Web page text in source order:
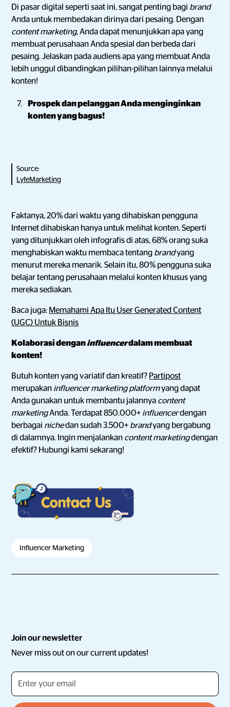
Di pasar digital seperti saat ini, sangat penting bagi brand
Anda untuk membedakan dirinya dari pesaing. Dengan
content marketing, Anda dapat menunjukkan apa yang
membuat perusahaan Anda spesial dan berbeda dari
pesaing. Jelaskan pada audiens apa yang membuat Anda
lebih unggul dibandingkan pilihan-pilihan lainnya melalui
konten!
Prospek dan pelanggan Anda menginginkan
konten yang bagus!
Source:
LyfeMarketing
Faktanya, 20% dari waktu yang dihabiskan pengguna
Internet dihabiskan hanya untuk melihat konten. Seperti
yang ditunjukkan oleh infografis di atas, 68% orang suka
menghabiskan waktu membaca tentang brandyang
menurut mereka menarik. Selain itu, 80% pengguna suka
belajar tentang perusahaan melalui konten khusus yang
mereka sediakan.
Baca juga: Memahami Apa Itu User Generated Content
(UGC) Untuk Bisnis
Kolaborasi denganinfluencerdalam membuat
konten!
Butuh konten yang variatif dan kreatif? Partipost
merupakan influencer marketing platformyang dapat
Anda gunakan untuk membantu jalannya content
marketingAnda. Terdapat 850.000+ influencerdengan
berbagai nichedan sudah 3.500+ brandyang bergabung
di dalamnya. Ingin menjalankan content marketingdengan
efektif? Hubungi kami sekarang!
Influencer Marketing
Join our newsletter
Never miss out on our current updates!